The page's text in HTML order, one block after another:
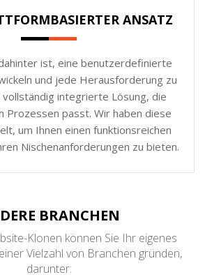
ANSATZ
ist, eine benutzerdefinierte
und jede Herausforderung zu
vollständig integrierte Lösung, die
Prozessen passt. Wir haben diese
um Ihnen einen funktionsreichen
Nischenanforderungen zu bieten.
BRANCHEN
Klonen können Sie Ihr eigenes
Vielzahl von Branchen gründen,
darunter: